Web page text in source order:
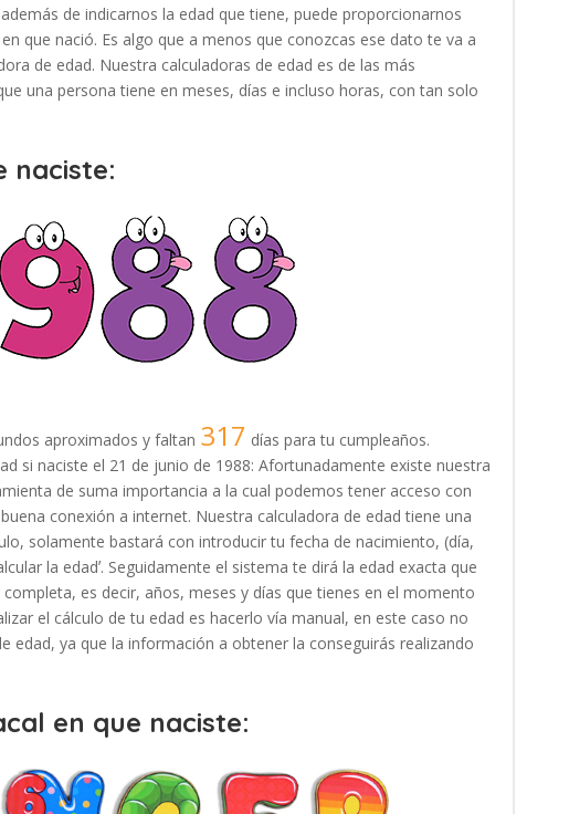
de indicarnos la edad que tiene, puede proporcionarnos
que nació. Es algo que a menos que conozcas ese dato te va a
de edad. Nuestra calculadoras de edad es de las más
una persona tiene en meses, días e incluso horas, con tan solo
naciste:
aproximados y faltan 317 días para tu cumpleaños.
si naciste el 21 de junio de 1988: Afortunadamente existe nuestra
de suma importancia a la cual podemos tener acceso con
conexión a internet. Nuestra calculadora de edad tiene una
solamente bastará con introducir tu fecha de nacimiento, (día,
la edadʼ. Seguidamente el sistema te dirá la edad exacta que
es decir, años, meses y días que tienes en el momento
el cálculo de tu edad es hacerlo vía manual, en este caso no
edad, ya que la información a obtener la conseguirás realizando
en que naciste: